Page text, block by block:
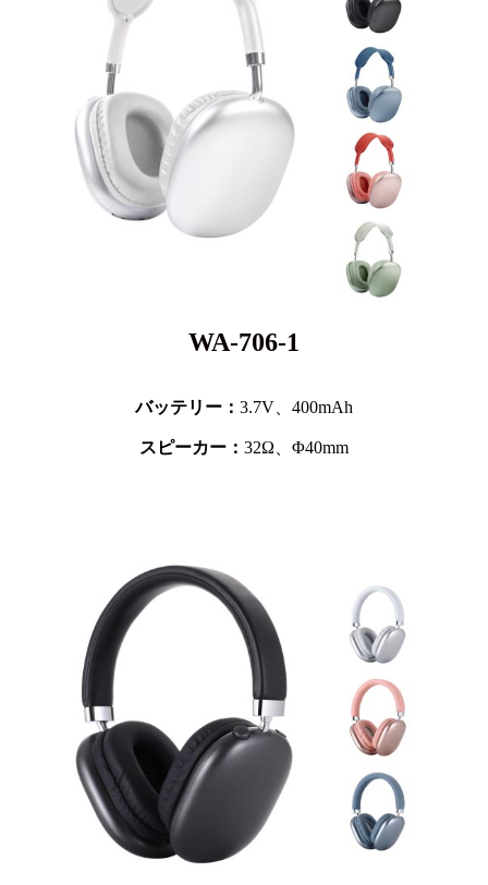
WA-706-1
バッテリー： 3.7V、 400mAh
スピーカー： 32Ω、Φ40mm